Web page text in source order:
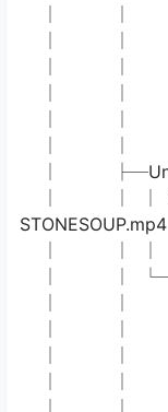
│ │ │ U2语
│ │ │
│ │ │ U2-1
│ │ │ U2词汇
（打印）.pdf
│ │ │ U2-2
│ │ │
│ │
│ │
│ │
│ │
│ │
│ │
│ │
│ │